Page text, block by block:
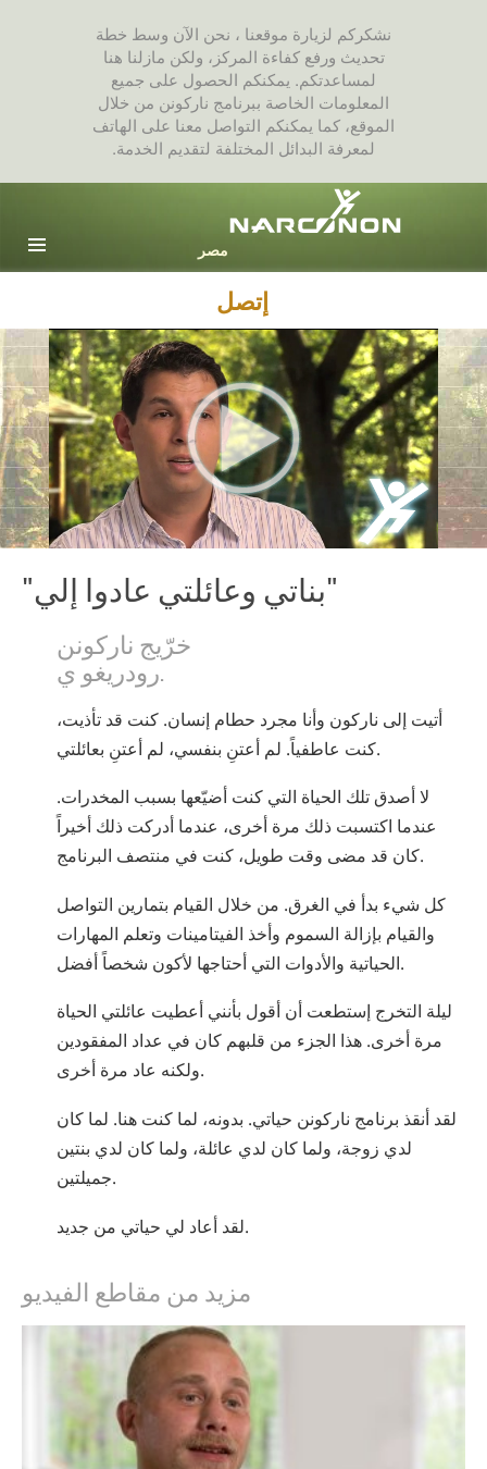
نشكركم لزيارة موقعنا ، نحن الآن وسط خطة
تحديث ورفع كفاءة المركز، ولكن مازلنا هنا
لمساعدتكم. يمكنكم الحصول على جميع
المعلومات الخاصة ببرنامج ناركونن من خلال
الموقع، كما يمكنكم التواصل معنا على الهاتف
لمعرفة البدائل المختلفة لتقديم الخدمة.
إتصل
"بناتي وعائلتي عادوا إلي"
خرّيج ناركونن
رودريغو ي.
أتيت إلى ناركون وأنا مجرد حطام إنسان. كنت قد تأذيت،
كنت عاطفياً. لم أعتنِ بنفسي، لم أعتنِ بعائلتي.
لا أصدق تلك الحياة التي كنت أضيّعها بسبب المخدرات.
عندما اكتسبت ذلك مرة أخرى، عندما أدركت ذلك أخيراً
كان قد مضى وقت طويل، كنت في منتصف البرنامج.
كل شيء بدأ في الغرق. من خلال القيام بتمارين التواصل
والقيام بإزالة السموم وأخذ الفيتامينات وتعلم المهارات
الحياتية والأدوات التي أحتاجها لأكون شخصاً أفضل.
ليلة التخرج إستطعت أن أقول بأنني أعطيت عائلتي الحياة
مرة أخرى. هذا الجزء من قلبهم كان في عداد المفقودين
ولكنه عاد مرة أخرى.
لقد أنقذ برنامج ناركونن حياتي. بدونه، لما كنت هنا. لما كان
لدي زوجة، ولما كان لدي عائلة، ولما كان لدي بنتين
جميلتين.
لقد أعاد لي حياتي من جديد.
مزيد من مقاطع الفيديو